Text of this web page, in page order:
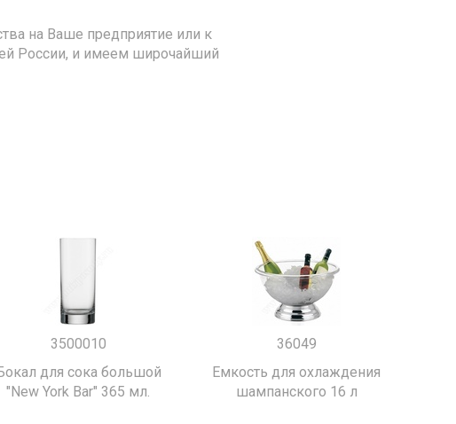
на Ваше предприятие или к
России, и имеем широчайший
3500010
для сока большой
"New York Bar" 365 мл.
36049
Емкость для охлаждения
шампанского 16 л